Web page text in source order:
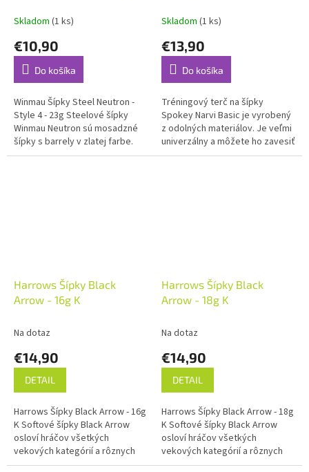
Skladom (1 ks)
€10,90
Do košíka
Winmau Šípky Steel Neutron -
Style 4 - 23g Steelové šípky
Winmau Neutron sú mosadzné
šípky s barrely v zlatej farbe.
Vďaka zdrsnenie v prednej a
Skladom (1 ks)
€13,90
Do košíka
Tréningový terč na šípky
Spokey Narvi Basic je vyrobený
z odolných materiálov. Je veľmi
univerzálny a môžete ho zavesiť
na stenu alebo postaviť na
Harrows Šípky Black
Arrow - 16g K
Na dotaz
€14,90
DETAIL
Harrows Šípky Black Arrow - 16g
K Softové šípky Black Arrow
osloví hráčov všetkých
vekových kategórií a rôznych
schopností.
Harrows Šípky Black
Arrow - 18g K
Na dotaz
€14,90
DETAIL
Harrows Šípky Black Arrow - 18g
K Softové šípky Black Arrow
osloví hráčov všetkých
vekových kategórií a rôznych
schopností.